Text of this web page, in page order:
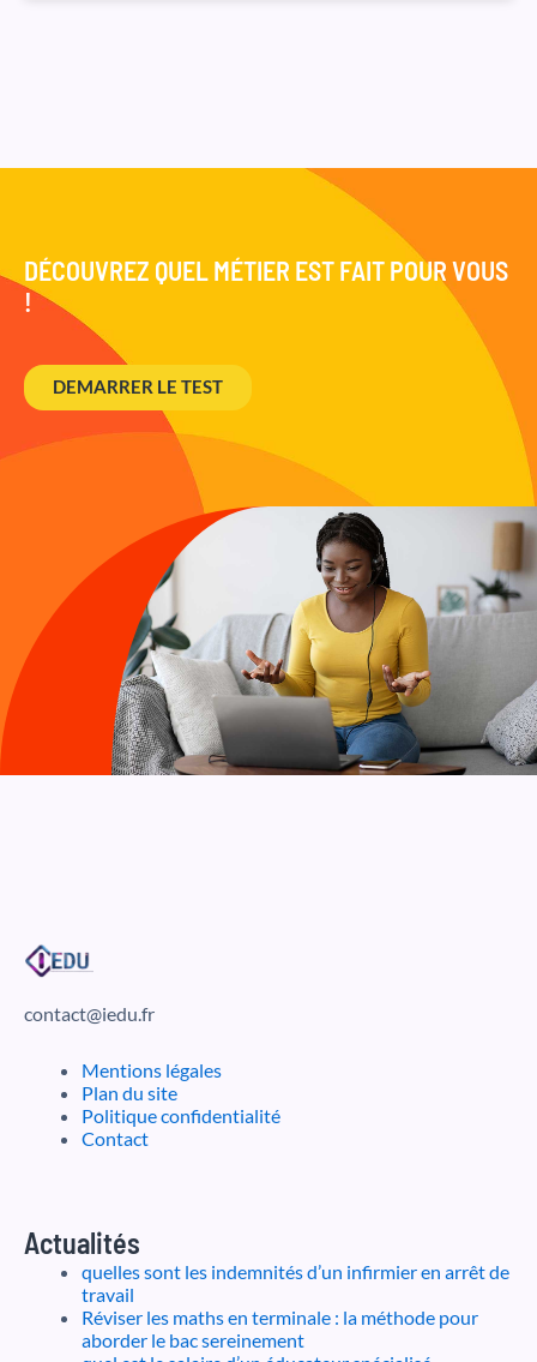
DÉCOUVREZ QUEL MÉTIER EST FAIT POUR VOUS
!
DEMARRER LE TEST
contact@iedu.fr
Mentions légales
Plan du site
Politique confidentialité
Contact
Actualités
quelles sont les indemnités d’un infirmier en arrêt de
travail
Réviser les maths en terminale : la méthode pour
aborder le bac sereinement